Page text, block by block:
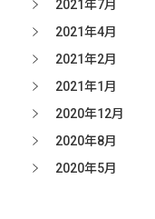
2021年7月
2021年4月
2021年2月
2021年1月
2020年12月
2020年8月
2020年5月